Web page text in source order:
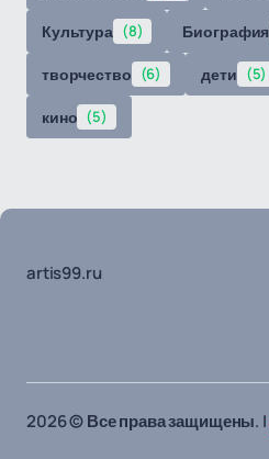
Культура (8) Биография
творчество (6) дети (5)
кино (5)
artis99.ru
2026 © Все права защищены. |